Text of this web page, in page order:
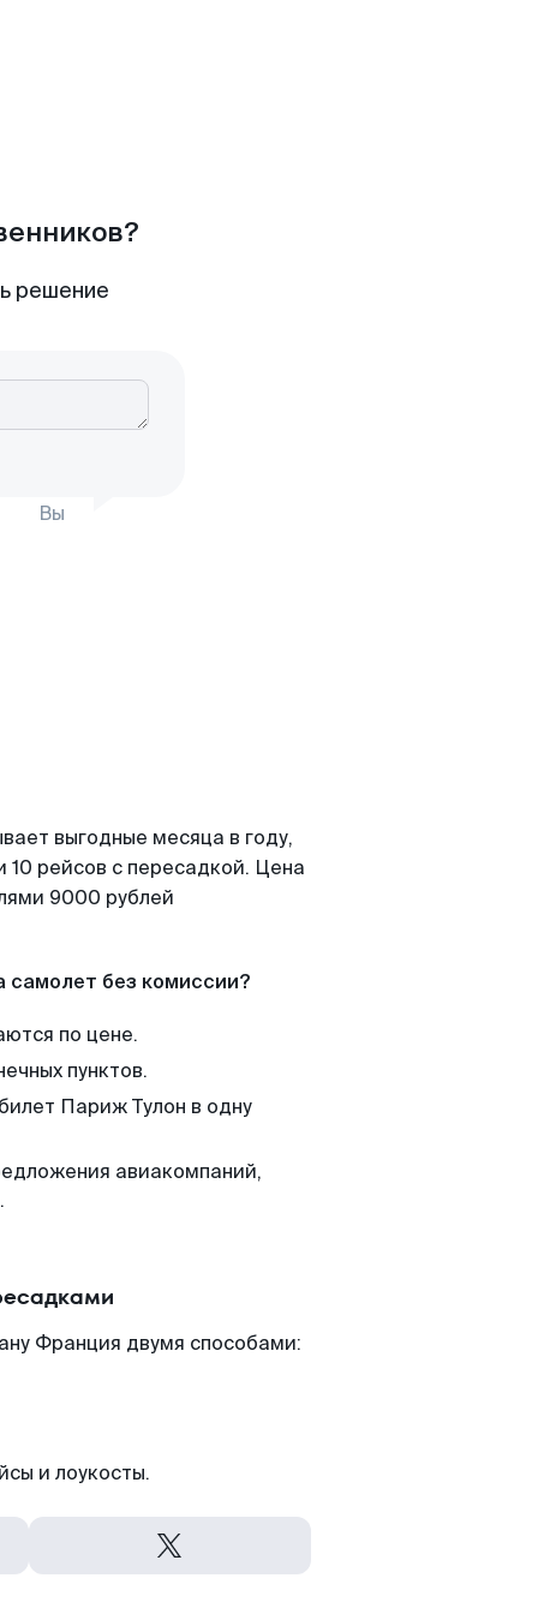
решение
Вы
выгодные месяца в году,
рейсов с пересадкой. Цена
9000 рублей
самолет без комиссии?
по цене.
пунктов.
Париж Тулон в одну
авиакомпаний,
Франция двумя способами:
и лоукосты.